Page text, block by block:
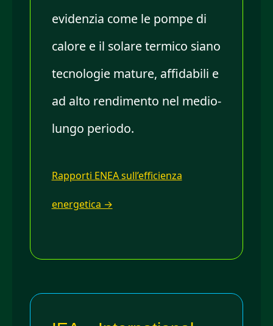
evidenzia come le pompe di
calore e il solare termico siano
tecnologie mature, affidabili e
ad alto rendimento nel medio-
lungo periodo.
Rapporti ENEA sull’efficienza
energetica →